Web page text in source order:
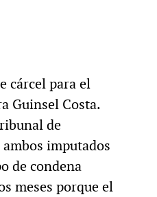
cárcel para el
Guinsel Costa.
de
imputados
de condena
meses porque el